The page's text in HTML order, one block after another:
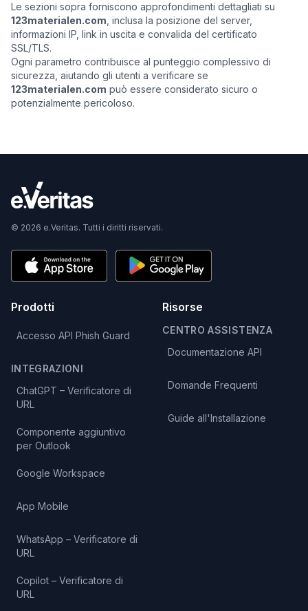
Le sezioni sopra forniscono approfondimenti dettagliati su
123materialen.com , inclusa la posizione del server,
informazioni IP, link in uscita e convalida del certificato
SSL/TLS.
Ogni parametro contribuisce al punteggio complessivo di
sicurezza, aiutando gli utenti a verificare se
123materialen.com può essere considerato sicuro o
potenzialmente pericoloso.
© 2026 e.Veritas. Tutti i diritti riservati.
Prodotti
Accesso API Phish Guard
INTEGRAZIONI
ChatGPT – Verificatore di
URL
Componente aggiuntivo
per Outlook
Google Workspace
App Mobile
WhatsApp – Verificatore di
URL
Copilot – Verificatore di
URL
Risorse
CENTRO ASSISTENZA
Documentazione API
Domande Frequenti
Guide all'Installazione